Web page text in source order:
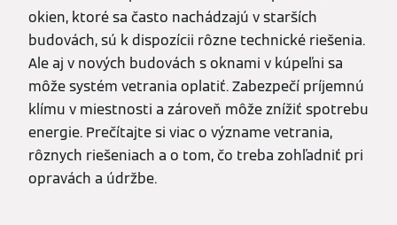
okien, ktoré sa často nachádzajú v starších
budovách, sú k dispozícii rôzne technické riešenia.
Ale aj v nových budovách s oknami v kúpeľni sa
môže systém vetrania oplatiť. Zabezpečí príjemnú
klímu v miestnosti a zároveň môže znížiť spotrebu
energie. Prečítajte si viac o význame vetrania,
rôznych riešeniach a o tom, čo treba zohľadniť pri
opravách a údržbe.